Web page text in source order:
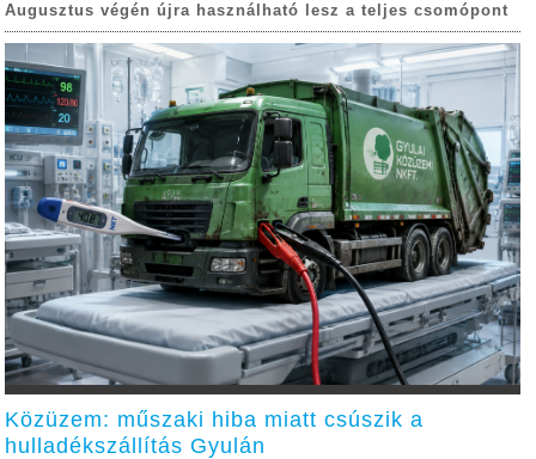
Augusztus végén újra használható lesz a teljes csomópont
Közüzem: műszaki hiba miatt csúszik a
hulladékszállítás Gyulán